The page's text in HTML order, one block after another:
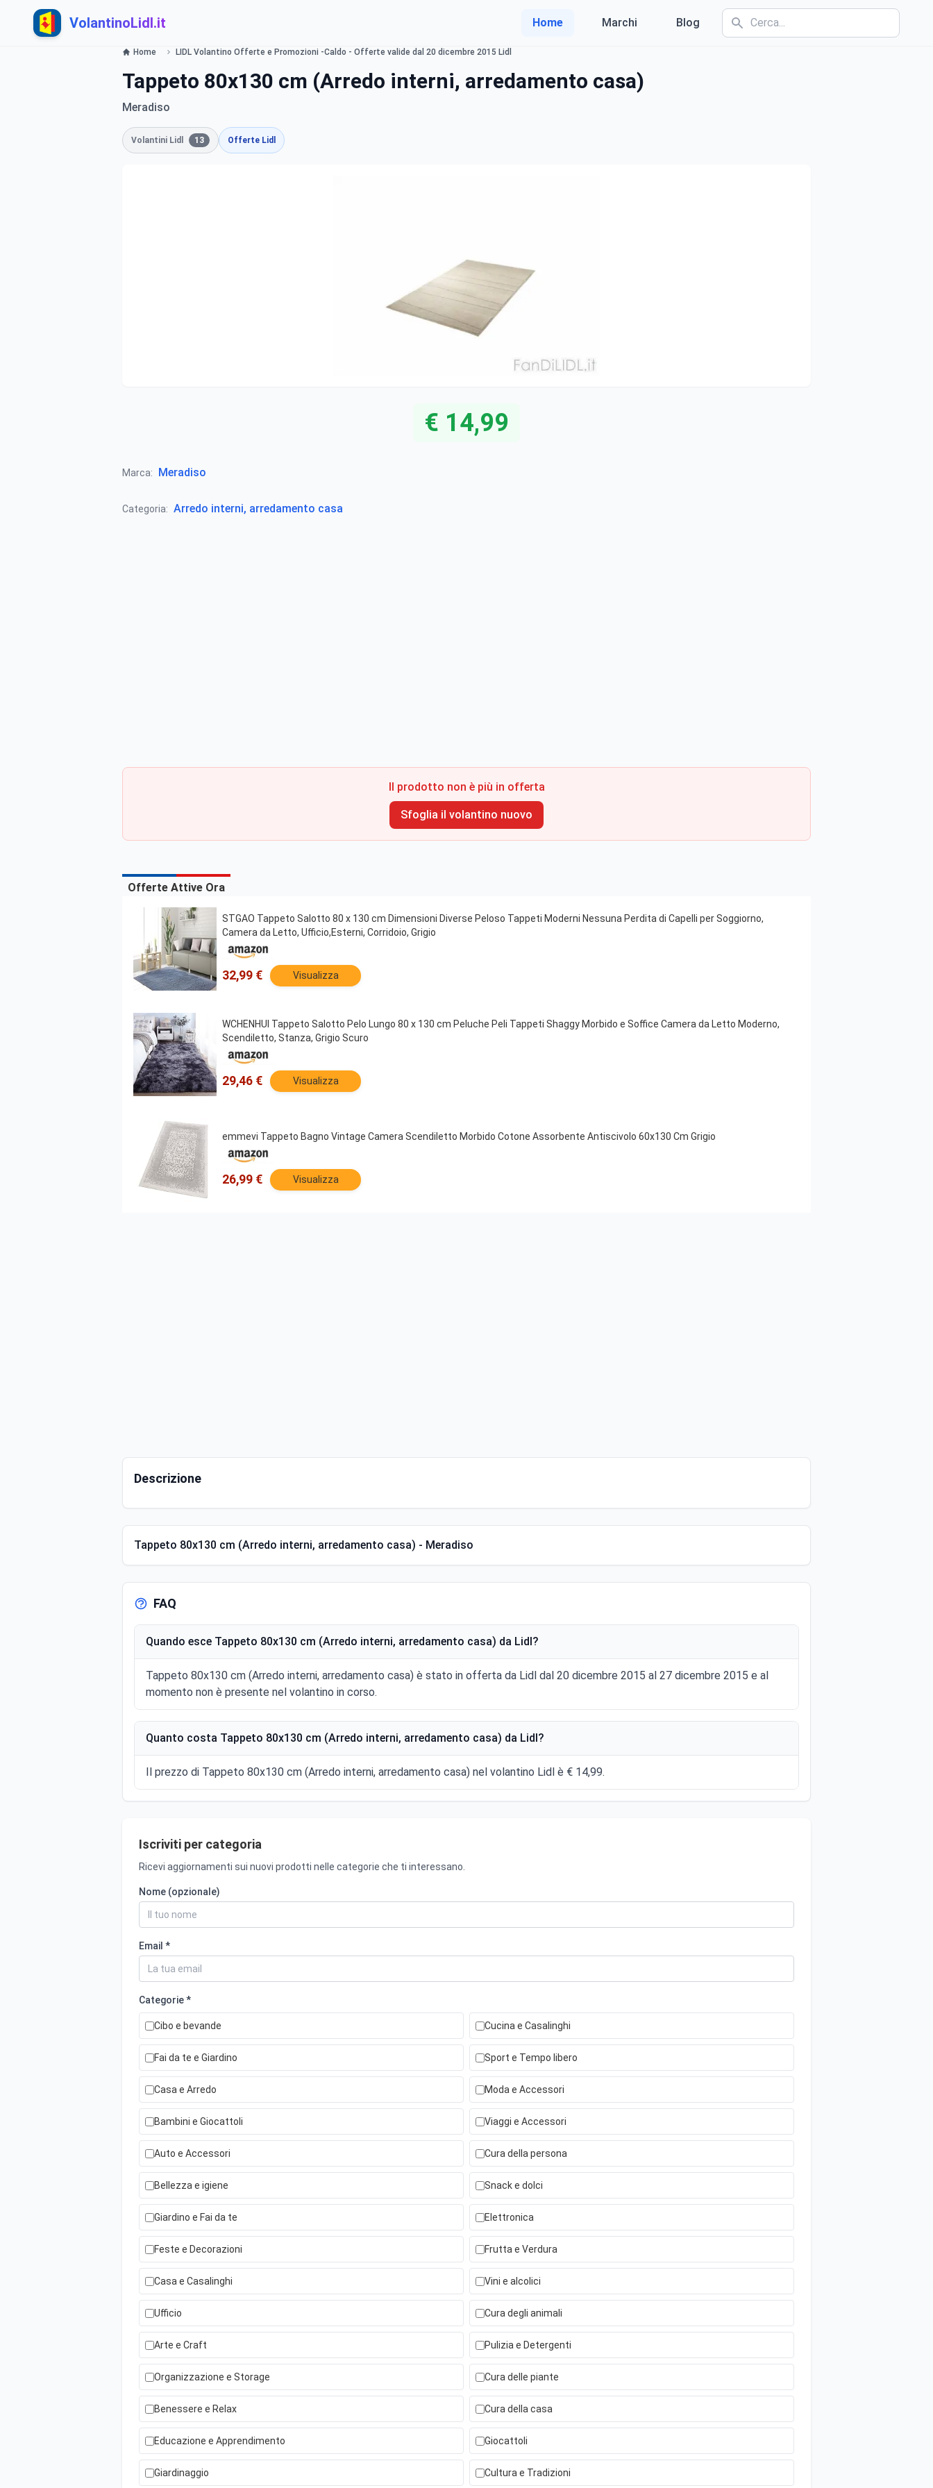
VolantinoLidl.it Home Marchi Blog
Home LIDL Volantino Offerte e Promozioni -Caldo - Offerte valide dal 20 dicembre 2015 Lidl
Tappeto 80x130 cm (Arredo interni, arredamento casa)
Meradiso
Volantini Lidl 13 Offerte Lidl
€ 14,99
Marca: Meradiso
Categoria: Arredo interni, arredamento casa
Il prodotto non è più in offerta
Sfoglia il volantino nuovo
Offerte Attive Ora
STGAO Tappeto Salotto 80 x 130 cm Dimensioni Diverse Peloso Tappeti Moderni Nessuna Perdita di Capelli per Soggiorno,
Camera da Letto, Ufficio,Esterni, Corridoio, Grigio
32,99 € Visualizza
WCHENHUI Tappeto Salotto Pelo Lungo 80 x 130 cm Peluche Peli Tappeti Shaggy Morbido e Soffice Camera da Letto Moderno,
Scendiletto, Stanza, Grigio Scuro
29,46 € Visualizza
emmevi Tappeto Bagno Vintage Camera Scendiletto Morbido Cotone Assorbente Antiscivolo 60x130 Cm Grigio
26,99 € Visualizza
Descrizione
Tappeto 80x130 cm (Arredo interni, arredamento casa) - Meradiso
FAQ
Quando esce Tappeto 80x130 cm (Arredo interni, arredamento casa) da Lidl?
Tappeto 80x130 cm (Arredo interni, arredamento casa) è stato in offerta da Lidl dal 20 dicembre 2015 al 27 dicembre 2015 e al
momento non è presente nel volantino in corso.
Quanto costa Tappeto 80x130 cm (Arredo interni, arredamento casa) da Lidl?
Il prezzo di Tappeto 80x130 cm (Arredo interni, arredamento casa) nel volantino Lidl è € 14,99.
Iscriviti per categoria
Ricevi aggiornamenti sui nuovi prodotti nelle categorie che ti interessano.
Nome (opzionale)
Email *
Categorie *
Cibo e bevande Cucina e Casalinghi
Fai da te e Giardino Sport e Tempo libero
Casa e Arredo Moda e Accessori
Bambini e Giocattoli Viaggi e Accessori
Auto e Accessori Cura della persona
Bellezza e igiene Snack e dolci
Giardino e Fai da te Elettronica
Feste e Decorazioni Frutta e Verdura
Casa e Casalinghi Vini e alcolici
Ufficio Cura degli animali
Arte e Craft Pulizia e Detergenti
Organizzazione e Storage Cura delle piante
Benessere e Relax Cura della casa
Educazione e Apprendimento Giocattoli
Giardinaggio Cultura e Tradizioni